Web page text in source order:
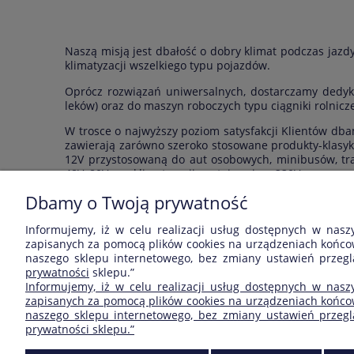
Naszą misją jest dbałość o dobry klimat podczas
klimatyzacji wszelkiego typu pojazdów.
Oprócz rozwiązań uniwersalnych, dostarczamy
leków) oraz do maszyn roboczych typu ciągniki
W trosce o najwyższy poziom satysfakcji Klientów
zawierają zarówno szeroko stosowane produkty-
12V przystosowaną do aut osobowych, minibusów,
48V, 80V, czy klimatyzacji postojowej na 230V.
Klienci CarClimat mogą liczyć na kompetentne
znajdziemy najlepsze rozwiązanie.
ZAKUPY
Czas realizacji zamówienia
Formy płatności
Czas i koszty dostawy
POMOC
Jak kupować?
Częste pytania
Dbamy o Twoją prywatność
Informujemy, iż w celu realizacji usług dostępnych w
zapisanych za pomocą plików cookies na urządzeniach
naszego sklepu internetowego, bez zmiany ustawień
prywatności sklepu.”
Informujemy, iż w celu realizacji usług dostępnych w
zapisanych za pomocą plików cookies na urządzeniach
naszego sklepu internetowego, bez zmiany ustawień
prywatności sklepu.”